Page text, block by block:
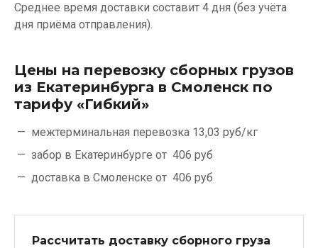
Среднее время доставки составит 4 дня (без учёта
дня приёма отправления).
Цены на перевозку сборных грузов
из Екатеринбурга в Смоленск по
тарифу «Гибкий»
межтерминальная перевозка 13,03 руб/кг
забор в Екатеринбурге от 406 руб
доставка в Смоленске от 406 руб
Рассчитать доставку сборного груза